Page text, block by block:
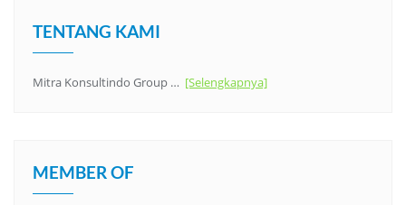
TENTANG KAMI
Mitra Konsultindo Group … [Selengkapnya]
MEMBER OF